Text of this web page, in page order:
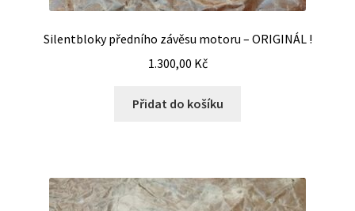
Silentbloky předního závěsu motoru – ORIGINÁL !
1.300,00 Kč
Přidat do košíku